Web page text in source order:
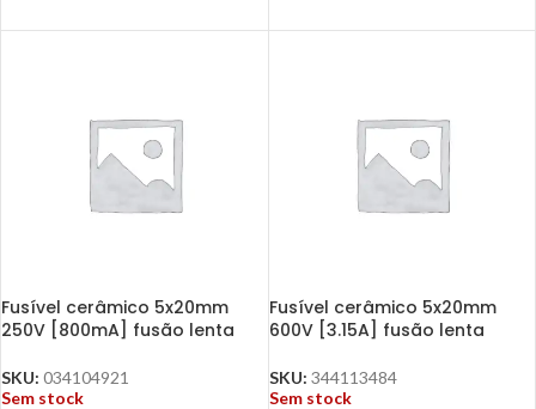
Fusível cerâmico 5x20mm
250V [800mA] fusão lenta
SKU: 034104921
Sem stock
Fusível cerâmico 5x20mm
600V [3.15A] fusão lenta
SKU: 344113484
Sem stock